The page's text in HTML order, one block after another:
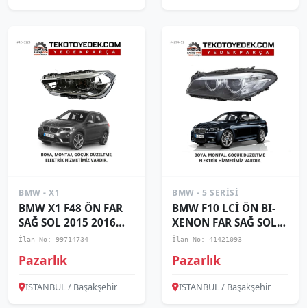
BMW - X1
BMW X1 F48 ÖN FAR
SAĞ SOL 2015 2016
2017 2018 KAMPANYA
İlan No: 99714734
Pazarlık
İSTANBUL / Başakşehir
BMW - 5 SERISI
BMW F10 LCİ ÖN BI-
XENON FAR SAĞ SOL
2014 VE ÜZERİ /
İlan No: 41421093
Pazarlık
İSTANBUL / Başakşehir